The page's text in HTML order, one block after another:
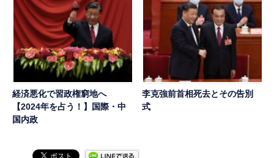
経済悪化で習政権窮地へ
【2024年を占う！】国際・中
国内政
李克強前首相死去とその告別
式